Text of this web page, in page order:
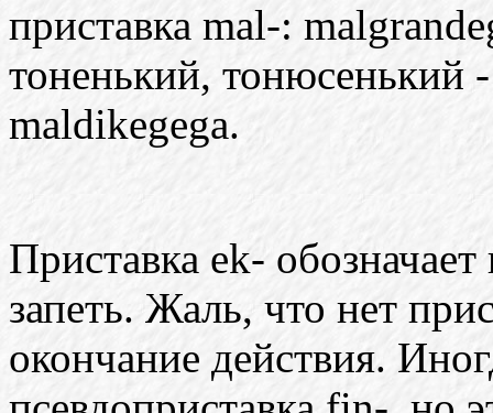
приставка mal-:
тоненький, тонюсенький
maldikegega.
Приставка ek-
запеть. Жаль, что нет
окончание действия.